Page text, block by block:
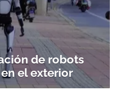
de robots
el exterior